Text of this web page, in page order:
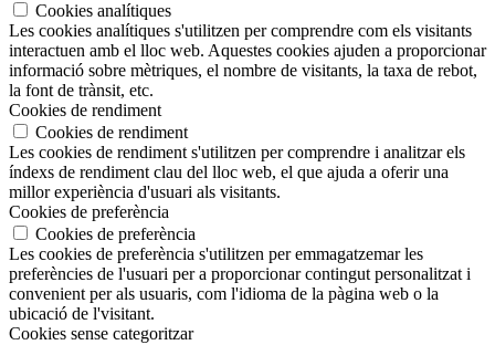
Cookies analítiques
Les cookies analítiques s'utilitzen per comprendre com els visitants
interactuen amb el lloc web. Aquestes cookies ajuden a proporcionar
informació sobre mètriques, el nombre de visitants, la taxa de rebot,
la font de trànsit, etc.
Cookies de rendiment
Cookies de rendiment
Les cookies de rendiment s'utilitzen per comprendre i analitzar els
índexs de rendiment clau del lloc web, el que ajuda a oferir una
millor experiència d'usuari als visitants.
Cookies de preferència
Cookies de preferència
Les cookies de preferència s'utilitzen per emmagatzemar les
preferències de l'usuari per a proporcionar contingut personalitzat i
convenient per als usuaris, com l'idioma de la pàgina web o la
ubicació de l'visitant.
Cookies sense categoritzar